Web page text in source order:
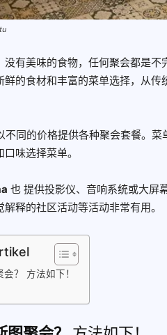
有美味的食物，任何聚会都是不
鲜的食材和丰富的菜单选择，从
不同的价格提供各种聚会套餐。
味选择菜单。
也 提供投影仪、音响系统或大屏
释的社区活动等活动非常有用。
？ 方法如下！